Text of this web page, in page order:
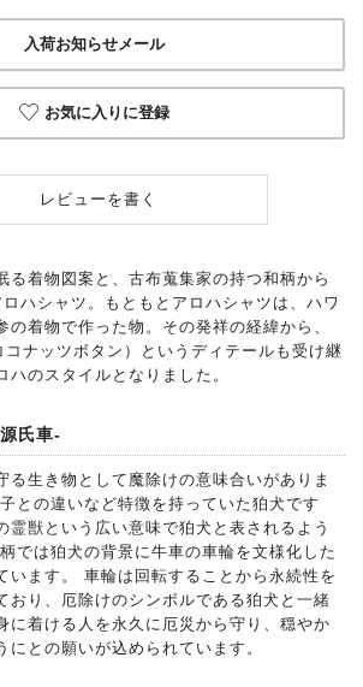
入荷お知らせメール
お気に入りに登録
レビューを書く
る着物図案と、古布蒐集家の持つ和柄から
ハシャツ。もともとアロハシャツは、ハワ
の着物で作った物。その発祥の経緯から、
ナッツボタン）というディテールも受け継
ハのスタイルとなりました。
氏車-
る生き物として魔除けの意味合いがありま
との違いなど特徴を持っていた狛犬です
霊獣という広い意味で狛犬と表されるよう
では狛犬の背景に牛車の車輪を文様化した
います。 車輪は回転することから永続性を
おり、厄除けのシンボルである狛犬と一緒
に着ける人を永久に厄災から守り、穏やか
にとの願いが込められています。